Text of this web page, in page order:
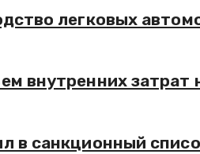
легковых
внутренних затрат
в санкционный